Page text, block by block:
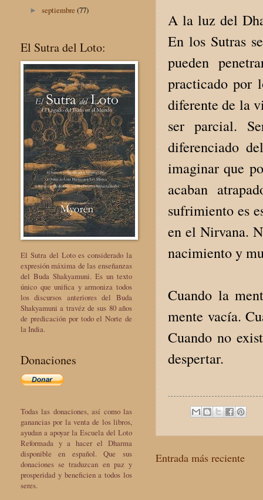
A la luz del
En los Sutras
pueden
practicado por
diferente de la
ser parcial.
diferenciado
imaginar que
acaban
sufrimiento es
en el Nirvana.
nacimiento y
Cuando la
mente vacía.
Cuando no
despertar.
Entrada más reciente
►septiembre(77)
El Sutra del Loto:
El Sutra del Loto es considerado la
expresión máxima de las enseñanzas
del Buda Shakyamuni. Es un texto
único que unifica y armoniza todos
los discursos anteriores del Buda
Shakyamuni a travéz de sus 80 años
de predicación por todo el Norte de
la India.
Donaciones
Todas las donaciones, así como las
ganancias por la venta de los libros,
ayudan a apoyar la Escuela del Loto
Reformada y a hacer el Dharma
disponible en español. Que sus
donaciones se traduzcan en paz y
prosperidad y beneficien a todos los
seres.